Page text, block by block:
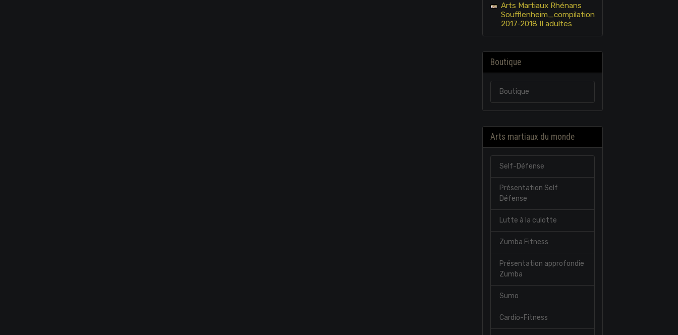
Arts Martiaux Rhénans
Soufflenheim_compilation
2017-2018 II adultes
Boutique
Boutique
Arts martiaux du monde
Self-Défense
Présentation Self
Défense
Lutte à la culotte
Zumba Fitness
Présentation approfondie
Zumba
Sumo
Cardio-Fitness